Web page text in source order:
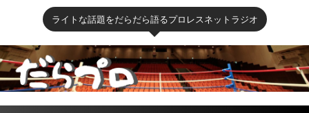
ライトな話題をだらだら語るプロレスネットラジオ